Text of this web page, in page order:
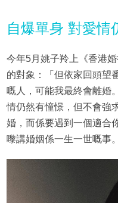
自爆單身 對愛情
今年5月姚子羚上《香港
的對象：「但依家回頭望
嘅人，可能我最終會離婚
情仍然有憧憬，但不會強
婚，而係要遇到一個適合
嚟講婚姻係一生一世嘅事。